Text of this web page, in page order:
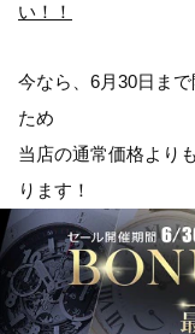
い！！
今なら、6月30日ま
ため
当店の通常価格より
ります！